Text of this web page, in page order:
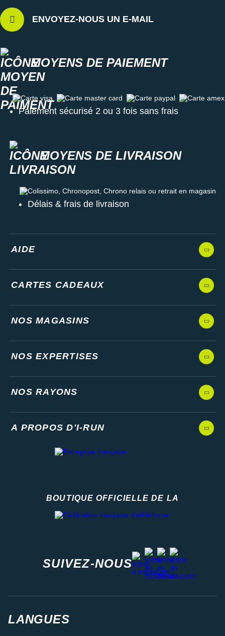
ENVOYEZ-NOUS UN E-MAIL
MOYENS DE PAIEMENT
Carte visa Carte master card Carte paypal Carte amex
Paiement sécurisé 2 ou 3 fois sans frais
MOYENS DE LIVRAISON
Colissimo, Chronopost, Chrono relais ou retrait en magasin
Délais & frais de livraison
AIDE
CARTES CADEAUX
NOS MAGASINS
NOS EXPERTISES
NOS RAYONS
A PROPOS D'I-RUN
BOUTIQUE OFFICIELLE DE LA
SUIVEZ-NOUS
instagram
facebook
stravayoutube
LANGUES